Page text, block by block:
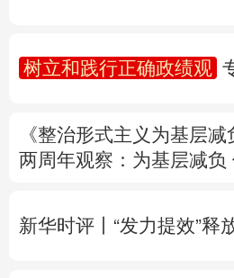
English Español
Deutsch Português
树立和践行正确政绩观
《整治形式主义为基层
两周年观察 ：为基层减
新华时评丨“发力提效”释